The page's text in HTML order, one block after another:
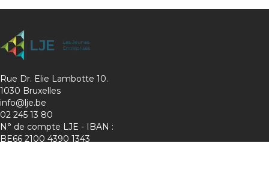
Rue Dr. Elie Lambotte 10.
1030 Bruxelles
info@lje.be
02 245 13 80
N° de compte LJE - IBAN :
BE66 2100 4390 1343